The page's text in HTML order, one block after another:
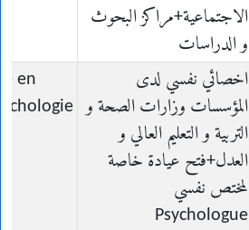
الاجتماعية+مراكز البحوث
و الدراسات
اخصائي نفسي لدى
المؤسسات وزارات الصحة و
التربية و التعليم العالي و
العدل+فتح عيادة خاصة
لمختص نفسي
Psychologue
en